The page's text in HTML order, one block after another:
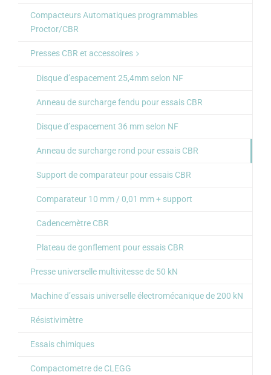
Compacteurs Automatiques programmables
Proctor/CBR
Presses CBR et accessoires
Disque d’espacement 25,4mm selon NF
Anneau de surcharge fendu pour essais CBR
Disque d’espacement 36 mm selon NF
Anneau de surcharge rond pour essais CBR
Support de comparateur pour essais CBR
Comparateur 10 mm / 0,01 mm + support
Cadencemètre CBR
Plateau de gonflement pour essais CBR
Presse universelle multivitesse de 50 kN
Machine d’essais universelle électromécanique de 200 kN
Résistivimètre
Essais chimiques
Compactometre de CLEGG